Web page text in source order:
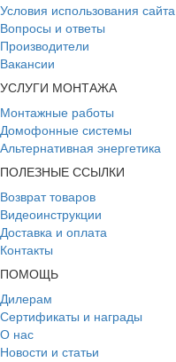
Условия использования сайта
Вопросы и ответы
Производители
Вакансии
УСЛУГИ МОНТАЖА
Монтажные работы
Домофонные системы
Альтернативная энергетика
ПОЛЕЗНЫЕ ССЫЛКИ
Возврат товаров
Видеоинструкции
Доставка и оплата
Контакты
ПОМОЩЬ
Дилерам
Сертификаты и награды
О нас
Новости и статьи